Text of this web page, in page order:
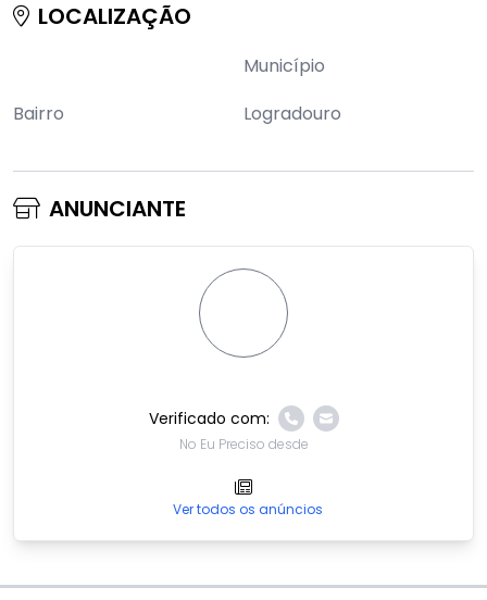
LOCALIZAÇÃO
Município
Bairro
Logradouro
ANUNCIANTE
Verificado com:
No Eu Preciso desde
Ver todos os anúncios